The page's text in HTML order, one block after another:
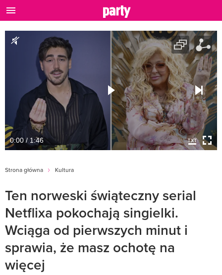
0:00 / 1:46
Strona główna Kultura
Ten norweski świąteczny serial
Netflixa pokochają singielki.
Wciąga od pierwszych minut i
sprawia, że masz ochotę na
więcej